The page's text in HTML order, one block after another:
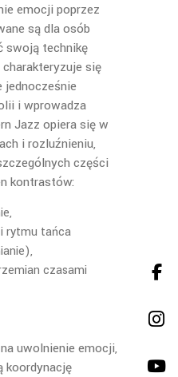
emocji poprzez
są dla osób
swoją technikę
się
jednocześnie
i wprowadza
Jazz opiera się w
i rozluźnieniu,
części
kontrastów:
rytmu tańca
czasami
uwolnienie emocji,
koordynację